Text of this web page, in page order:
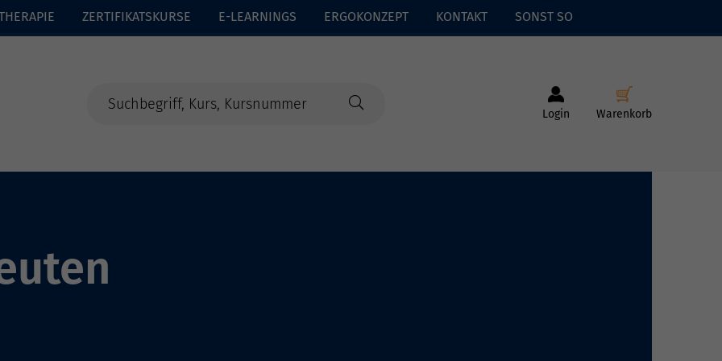
ZERTIFIKATSKURSE E-LEARNINGS ERGOKONZEPT KONTAKT SONST SO
Login Warenkorb